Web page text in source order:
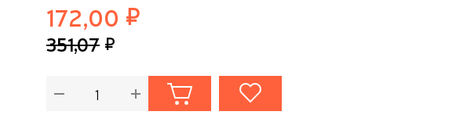
172,00
351,07